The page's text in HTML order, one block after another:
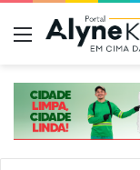
Menu